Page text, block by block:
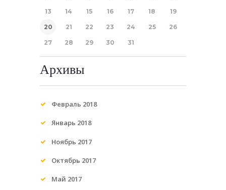
13 14 15 16 17 18 19
20 21 22 23 24 25 26
27 28 29 30 31
Архивы
Февраль 2018
Январь 2018
Ноябрь 2017
Октябрь 2017
Май 2017